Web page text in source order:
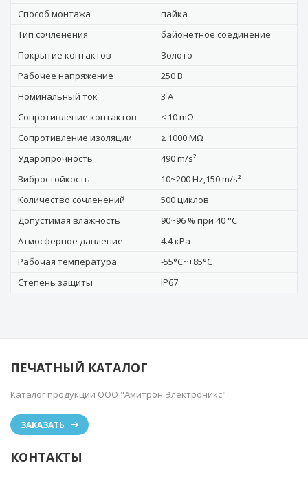
Способ монтажа
пайка
Тип сочленения
байонетное соединение
Покрытие контактов
Золото
Рабочее напряжение
250 В
Номинальный ток
3 А
Сопротивление контактов
≤ 10 mΩ
Сопротивление изоляции
≥ 1000 MΩ
Ударопрочность
490 m/s²
Вибростойкость
10~200 Hz,150 m/s²
Количество сочленений
500 циклов
Допустимая влажность
90~96 % при 40 °C
Атмосферное давление
4.4 кРa
Рабочая температура
-55°C~+85°C
Степень защиты
IP67
ПЕЧАТНЫЙ КАТАЛОГ
Каталог продукции ООО "Амитрон Электроникс"
ЗАКАЗАТЬ
КОНТАКТЫ